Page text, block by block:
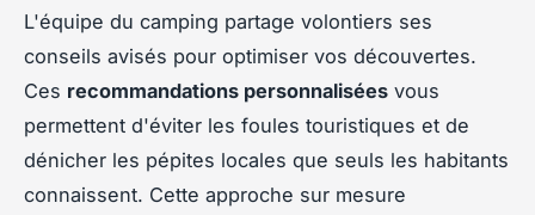
L'équipe du camping partage volontiers ses
conseils avisés pour optimiser vos découvertes.
Ces recommandations personnalisées vous
permettent d'éviter les foules touristiques et de
dénicher les pépites locales que seuls les habitants
connaissent. Cette approche sur mesure